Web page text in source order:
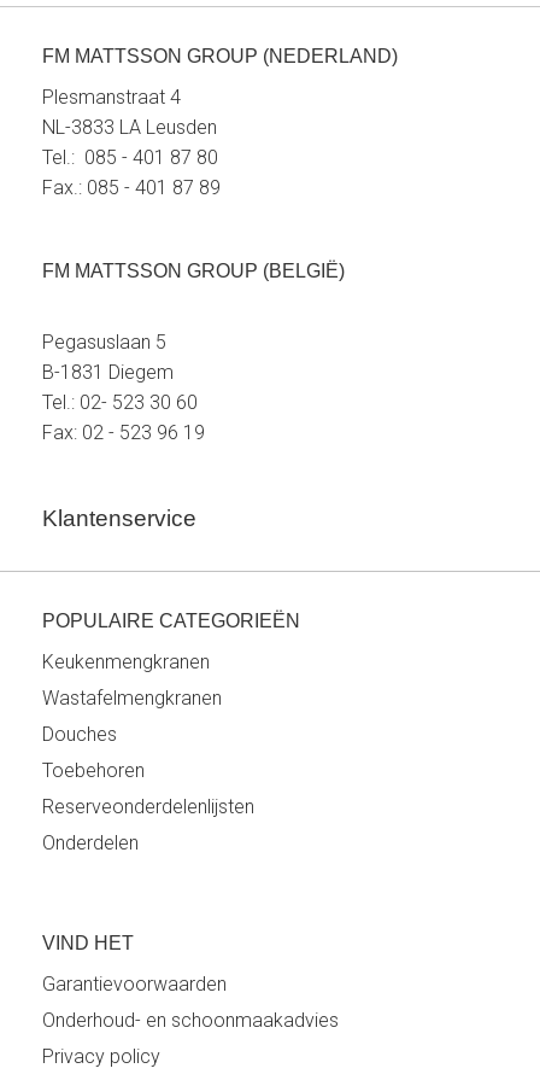
FM MATTSSON GROUP (NEDERLAND)
Plesmanstraat 4
NL-3833 LA Leusden
Tel.: 085 - 401 87 80
Fax.: 085 - 401 87 89
FM MATTSSON GROUP (BELGIË)
Pegasuslaan 5
B-1831 Diegem
Tel.: 02- 523 30 60
Fax: 02 - 523 96 19
Klantenservice
POPULAIRE CATEGORIEËN
Keukenmengkranen
Wastafelmengkranen
Douches
Toebehoren
Reserveonderdelenlijsten
Onderdelen
VIND HET
Garantievoorwaarden
Onderhoud- en schoonmaakadvies
Privacy policy